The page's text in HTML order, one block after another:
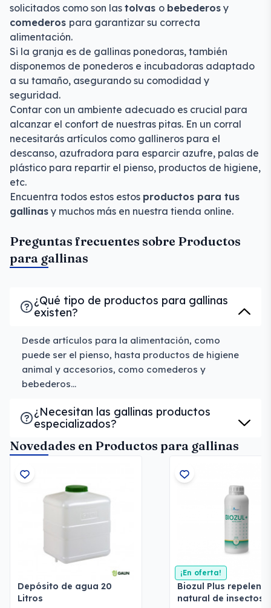
solicitados como son las tolvas o bebederos y
comederos para garantizar su correcta
alimentación.
Si la granja es de gallinas ponedoras, también
disponemos de ponederos e incubadoras adaptado
a su tamaño, asegurando su comodidad y
seguridad.
Contar con un ambiente adecuado es crucial para
alcanzar el confort de nuestras pitas. En un corral
necesitarás artículos como gallineros para el
descanso, azufradora para esparcir azufre, palas de
plástico para repartir el pienso, productos de higiene,
etc.
Encuentra todos estos estos productos para tus
gallinas y muchos más en nuestra tienda online.
Preguntas frecuentes sobre Productos
para gallinas
¿Qué tipo de productos para gallinas
existen?
Desde artículos para la alimentación, como
puede ser el pienso, hasta productos de higiene
animal y accesorios, como comederos y
bebederos...
¿Necesitan las gallinas productos
especializados?
Novedades en Productos para gallinas
Depósito de agua 20
Litros
¡En oferta!
Biozul Plus repelente
natural de insectos